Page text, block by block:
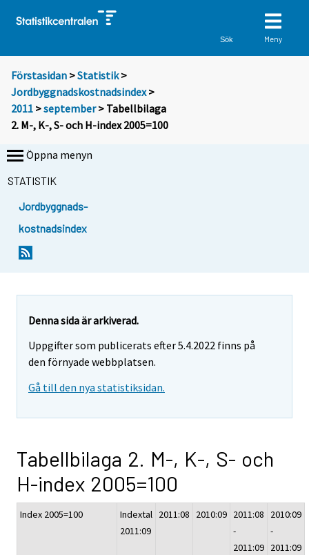
Sök Meny
Förstasidan >Statistik >
Jordbyggnadskostnadsindex>
2011 >september> Tabellbilaga
2. M-, K-, S- och H-index 2005=100
Öppna menyn
STATISTIK
Jordbyggnads-
kostnadsindex
Denna sida är arkiverad.
Uppgifter som publicerats efter 5.4.2022 finns på
den förnyade webbplatsen.
Gå till den nya statistiksidan.
Tabellbilaga 2. M-, K-, S- och
H-index 2005=100
Index 2005=100
Indextal
2011:09
2011:08 2010:09 2011:08
-
2011:09
2010:09
-
2011:09